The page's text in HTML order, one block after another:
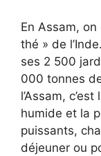
En Assam, on
thé » de
ses 2 500
000 tonnes
l’Assam,
humide et la
puissants,
déjeuner ou